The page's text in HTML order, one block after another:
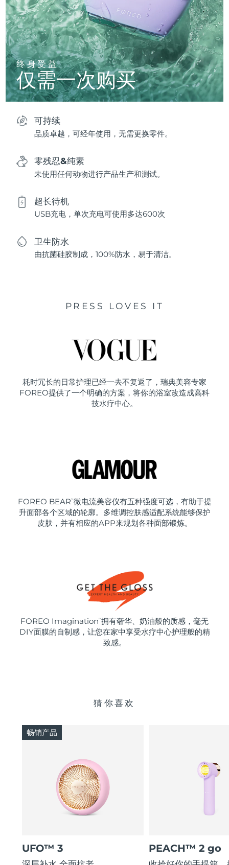
终身受益
仅需一次购买
可持续
品质卓越，可经年使用，无需更换零件。
零残忍&纯素
未使用任何动物进行产品生产和测试。
超长待机
USB充电，单次充电可使用多达600次
卫生防水
由抗菌硅胶制成，100%防水，易于清洁。
PRESS LOVES IT
耗时冗长的日常护理已经一去不复返了，瑞典美容专家
FOREO提供了一个明确的方案，将你的浴室改造成高科
技水疗中心。
FOREO BEAR ™ 微电流美容仪有五种强度可选，有助于提
升面部各个区域的轮廓。多维调控肤感适配系统能够保护
皮肤，并有相应的APP来规划各种面部锻炼。
FOREO Imagination ™ 拥有奢华、奶油般的质感，毫无
DIY面膜的自制感，让您在家中享受水疗中心护理般的精
致感。
猜你喜欢
UFO™ 3
畅销产品
PEACH™ 2 go